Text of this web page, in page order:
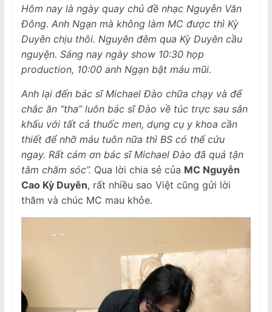
Hôm nay là ngày quay chủ đề nhạc Nguyễn Văn
Đông. Anh Ngạn mà không làm MC được thì Kỳ
Duyên chịu thôi. Nguyên đêm qua Kỳ Duyên cầu
nguyện. Sáng nay ngày show 10:30 họp
production, 10:00 anh Ngạn bật máu mũi.
Anh lại đến bác sĩ Michael Đào chữa chạy và để
chắc ăn “tha” luôn bác sĩ Đào về túc trực sau sân
khấu với tất cả thuốc men, dụng cụ y khoa cần
thiết để nhỡ máu tuôn nữa thì BS có thể cứu
ngay. Rất cám ơn bác sĩ Michael Đào đã quá tận
tâm chăm sóc”. Qua lời chia sẻ của MC Nguyễn
Cao Kỳ Duyên, rất nhiều sao Việt cũng gửi lời
thăm và chúc MC mau khỏe.